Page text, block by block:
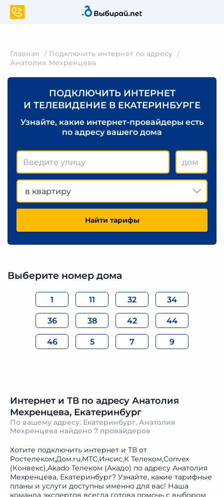
Главная
Подключить интернет по адресу
Анатолия Мехренцева
ПОДКЛЮЧИТЬ ИНТЕРНЕТ
И ТЕЛЕВИДЕНИЕ В ЕКАТЕРИНБУРГЕ
Узнайте, какие интернет-провайдеры есть
по адресу вашего дома
в квартиру
Найти тарифы
Выберите номер дома
1 11 32 34
36 38 42 44
46 5 7 9
Интернет и ТВ по адресу Анатолия
Мехренцева, Екатеринбург
По вашему адресу: Екатеринбург, Анатолия
Мехренцева найдено 7 провайдеров
Хотите подключить интернет и ТВ от
Ростелеком,Дом.ru,МТС,Инсис,К Телеком,Convex
(Конвекс),Akado Телеком (Акадо) по адресу Анатолия
Мехренцева, Екатеринбург? Узнайте, какие тарифные
планы и услуги доступны именно для вас! Наша
команда экспертов всегда готова помочь с выбором